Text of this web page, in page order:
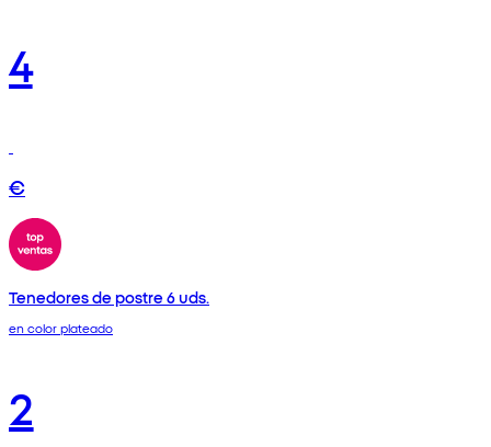
4
€
Tenedores de postre 6 uds.
en color plateado
2